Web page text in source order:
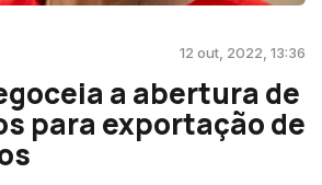
12 out, 2022, 13:36
a abertura de
para exportação de